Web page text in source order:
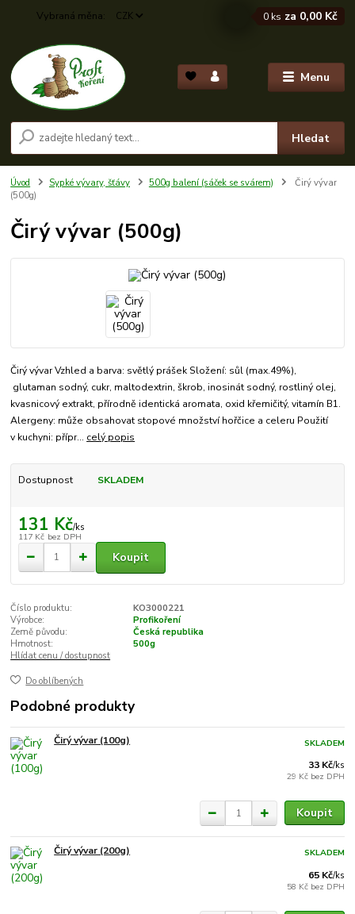
Menu
CZK
Hledat
0 ks za 0,00 Kč
Úvod Sypké vývary, šťávy 500g balení (sáček se svárem)
Čirý vývar
(500g)
Čirý vývar (500g)
Čirý vývar Vzhled a barva: světlý prášek Složení: sůl (max.49%),
glutaman sodný, cukr, maltodextrin, škrob, inosinát sodný, rostliný olej,
kvasnicový extrakt, přírodně identická aromata, oxid křemičitý, vitamín B1.
Alergeny: může obsahovat stopové množství hořčice a celeru Použití
v kuchyni: přípr... celý popis
Dostupnost SKLADEM
131 Kč/ks
117 Kč bez DPH
Koupit
Číslo produktu:
KO3000221
Výrobce:
Profikoření
Země původu:
Česká republika
Hmotnost:
500g
Hlídat cenu / dostupnost
Do oblíbených
Podobné produkty
Čirý vývar (100g)
33 Kč/ks
29 Kč bez DPH
SKLADEM
Koupit
Čirý vývar (200g)
65 Kč/ks
58 Kč bez DPH
SKLADEM